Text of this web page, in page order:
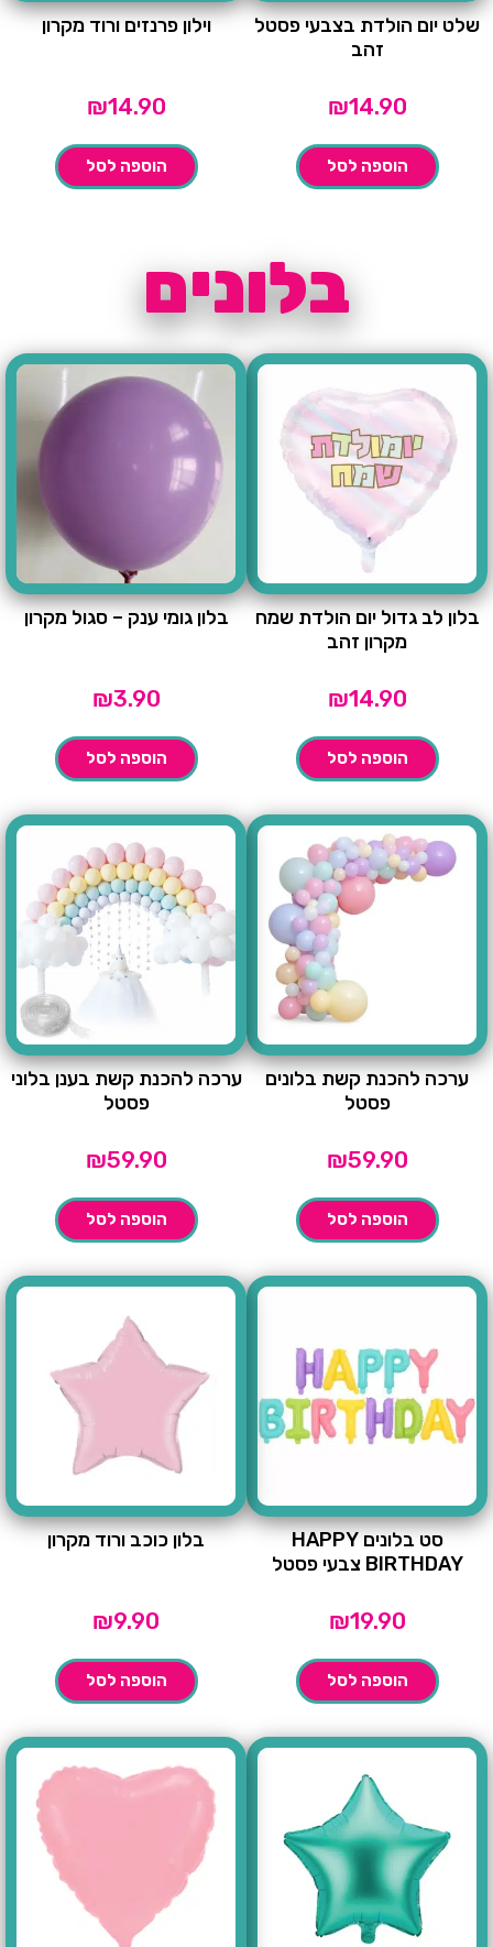
שלט יום הולדת בצבעי פסטל
זהב
₪14.90
הוספה לסל
וילון פרנזים ורוד מקרון
₪14.90
הוספה לסל
בלונים
בלון לב גדול יום הולדת שמח
מקרון זהב
₪14.90
הוספה לסל
בלון גומי ענק – סגול מקרון
₪3.90
הוספה לסל
ערכה להכנת קשת בלונים
פסטל
₪59.90
הוספה לסל
ערכה להכנת קשת בענן בלוני
פסטל
₪59.90
הוספה לסל
סט בלונים HAPPY
BIRTHDAY צבעי פסטל
₪19.90
הוספה לסל
בלון כוכב ורוד מקרון
₪9.90
הוספה לסל